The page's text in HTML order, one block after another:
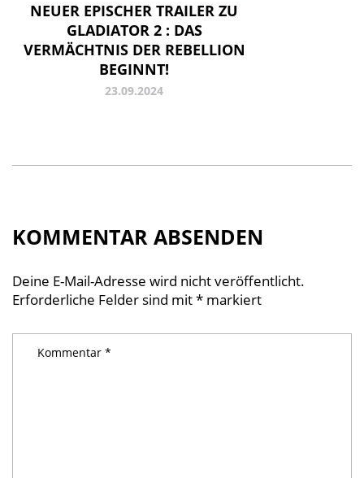
NEUER EPISCHER TRAILER ZU
GLADIATOR 2 : DAS
VERMÄCHTNIS DER REBELLION
BEGINNT!
23.09.2024
KOMMENTAR ABSENDEN
Deine E-Mail-Adresse wird nicht veröffentlicht.
Erforderliche Felder sind mit* markiert